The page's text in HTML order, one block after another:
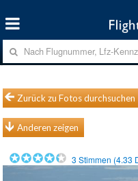
Zurück zu Fotos durchsuchen
Anderen zeigen
3 Stimmen (4.33